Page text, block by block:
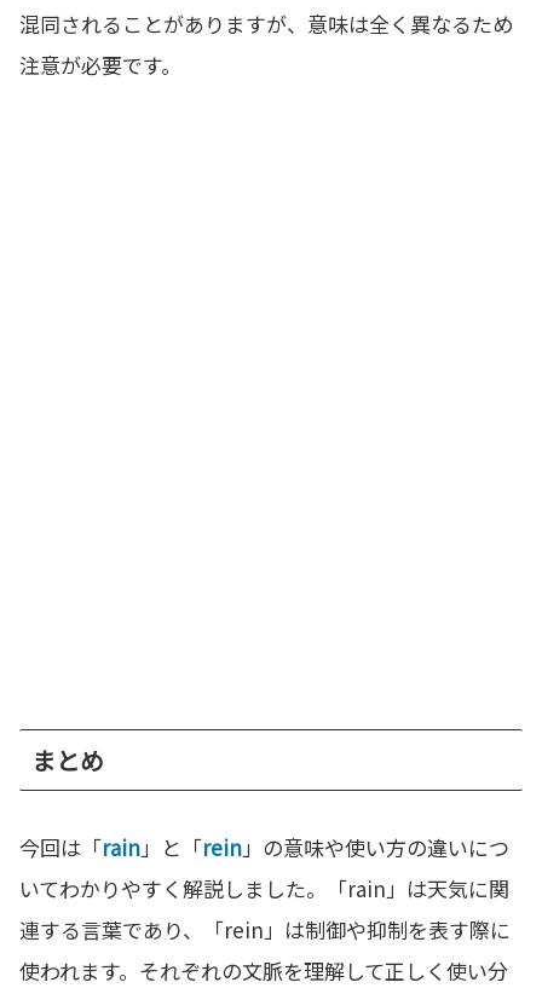
混同されることがありますが、意味は全く異なるため
注意が必要です。
まとめ
今回は「rain」と「rein」の意味や使い方の違いにつ
いてわかりやすく解説しました。「rain」は天気に関
連する言葉であり、「rein」は制御や抑制を表す際に
使われます。それぞれの文脈を理解して正しく使い分